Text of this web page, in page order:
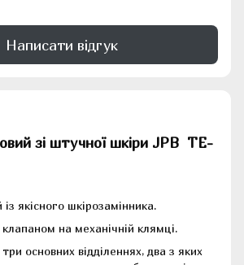
Написати відгук
зі штучної шкіри JPB TE-
якісного шкірозамінника.
на механічній клямці.
основних відділеннях, два з яких